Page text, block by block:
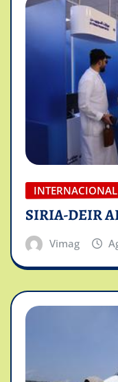
INTERNACIONAL
SIRIA-DEIR
Vimag